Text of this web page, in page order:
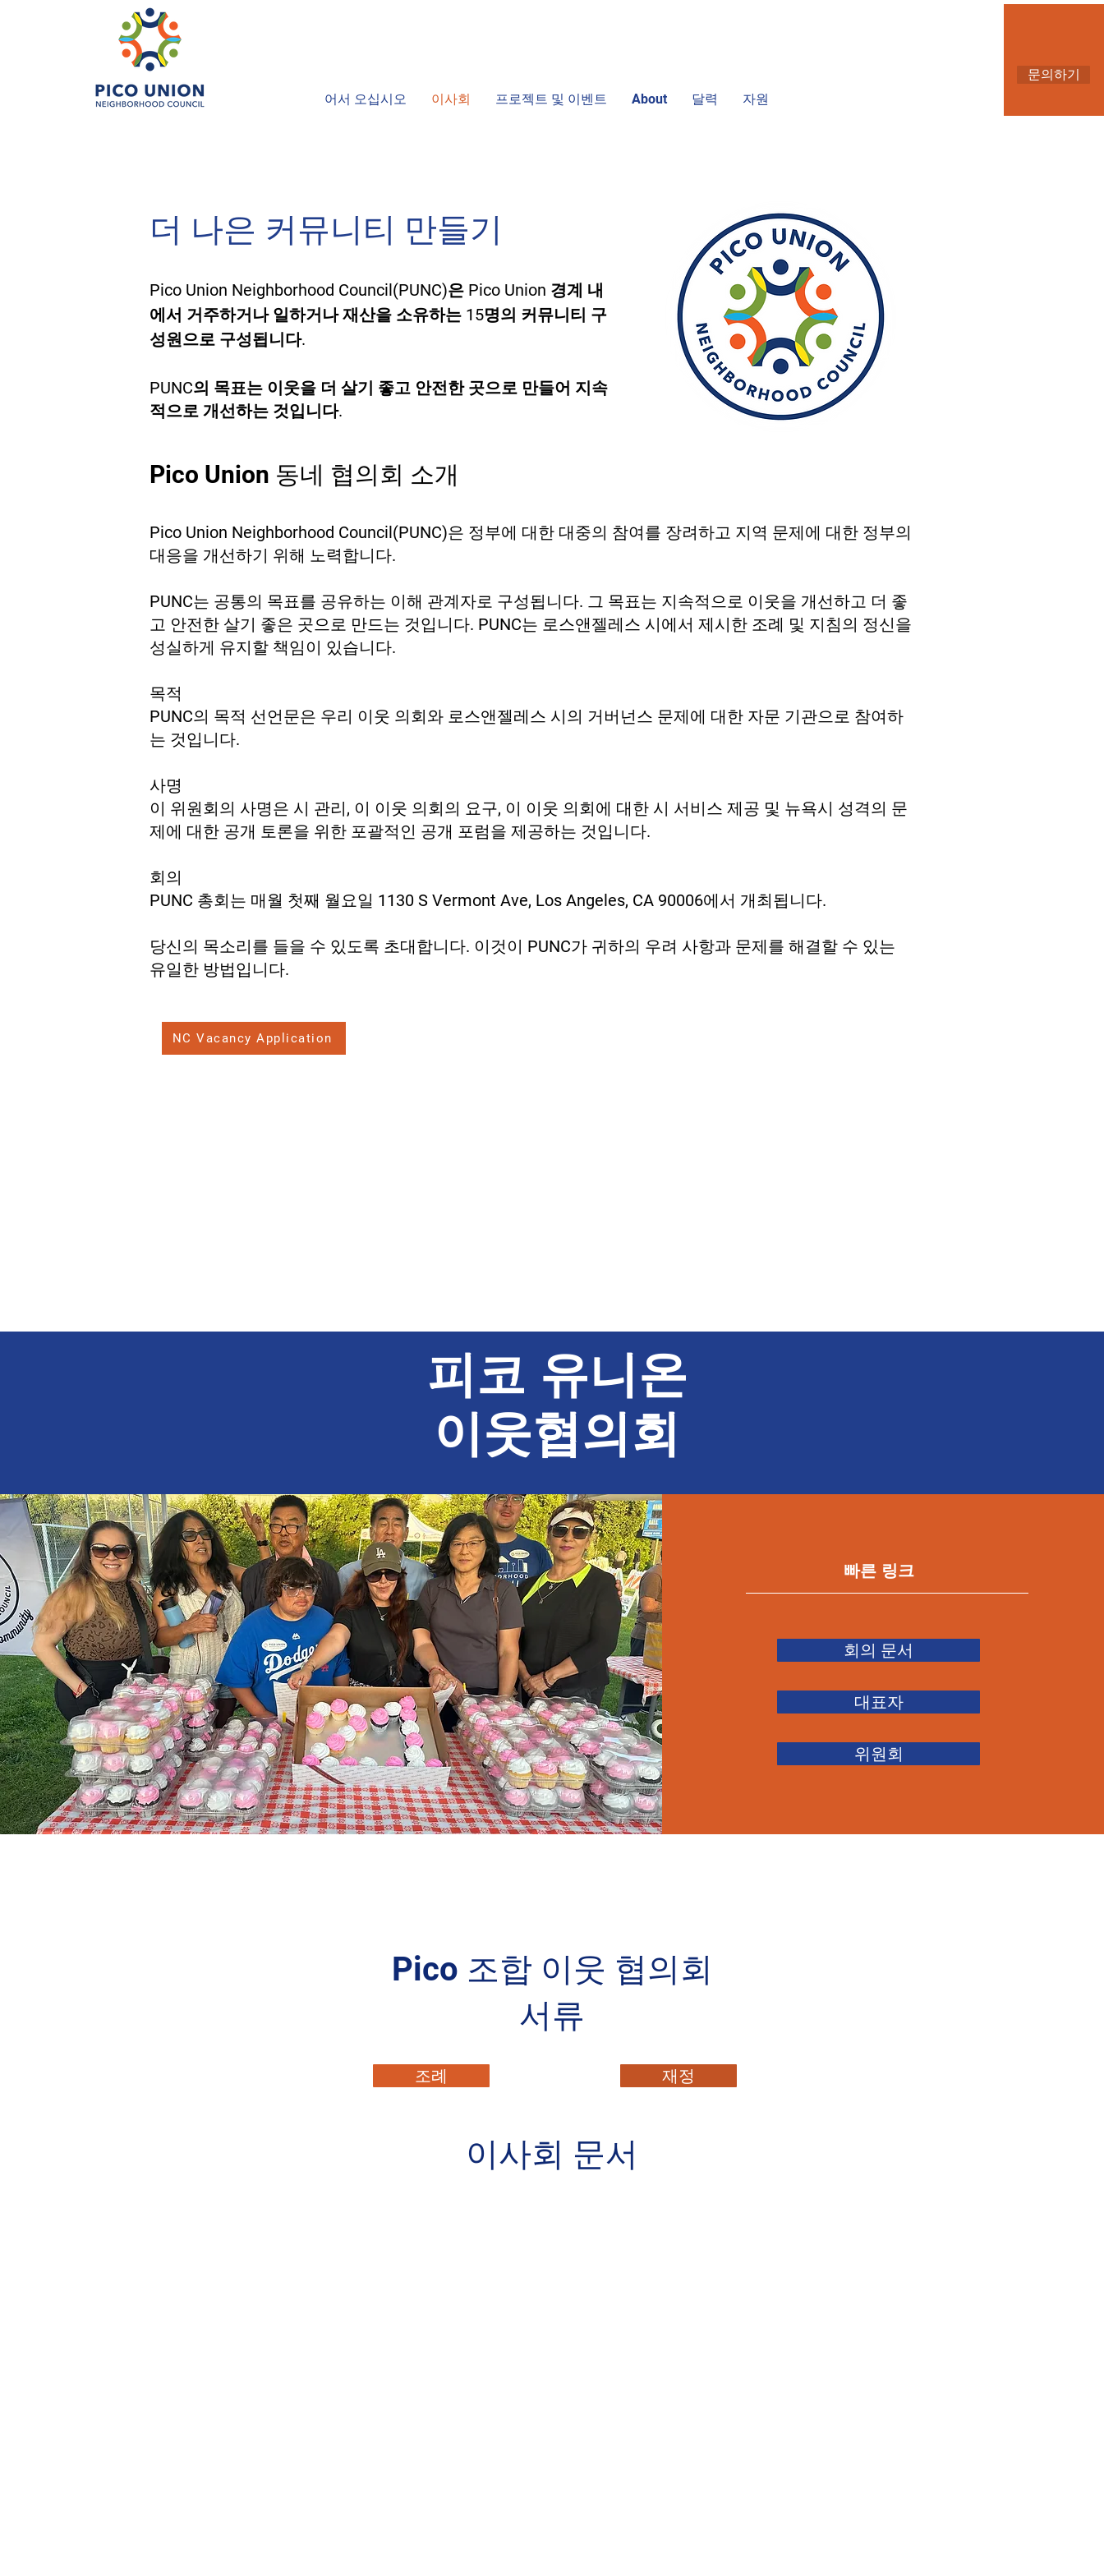
어서 오십시오 이사회 프로젝트 및 이벤트 About 달력 자원
문의하기
더 나은 커뮤니티 만들기
Pico Union Neighborhood Council(PUNC)은 Pico Union 경계 내
에서 거주하거나 일하거나 재산을 소유하는 15명의 커뮤니티 구
성원으로 구성됩니다.
PUNC의 목표는 이웃을 더 살기 좋고 안전한 곳으로 만들어 지속
적으로 개선하는 것입니다.
Pico Union 동네 협의회 소개
Pico Union Neighborhood Council(PUNC)은 정부에 대한 대중의 참여를 장려하고 지역 문제에 대한 정부의
대응을 개선하기 위해 노력합니다.
PUNC는 공통의 목표를 공유하는 이해 관계자로 구성됩니다. 그 목표는 지속적으로 이웃을 개선하고 더 좋
고 안전한 살기 좋은 곳으로 만드는 것입니다. PUNC는 로스앤젤레스 시에서 제시한 조례 및 지침의 정신을
성실하게 유지할 책임이 있습니다.
목적
PUNC의 목적 선언문은 우리 이웃 의회와 로스앤젤레스 시의 거버넌스 문제에 대한 자문 기관으로 참여하
는 것입니다.
사명
이 위원회의 사명은 시 관리, 이 이웃 의회의 요구, 이 이웃 의회에 대한 시 서비스 제공 및 뉴욕시 성격의 문
제에 대한 공개 토론을 위한 포괄적인 공개 포럼을 제공하는 것입니다.
회의
PUNC 총회는 매월 첫째 월요일 1130 S Vermont Ave, Los Angeles, CA 90006에서 개최됩니다.
당신의 목소리를 들을 수 있도록 초대합니다. 이것이 PUNC가 귀하의 우려 사항과 문제를 해결할 수 있는
유일한 방법입니다.
NC Vacancy Application
피코 유니온
이웃협의회
빠른 링크
회의 문서
대표자
위원회
Pico 조합 이웃 협의회
서류
조례 재정
이사회 문서